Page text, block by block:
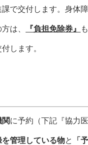
交付します。身体障
は、 『負担免除券』
します。
に予約 （下記『協力
管理している物と 「